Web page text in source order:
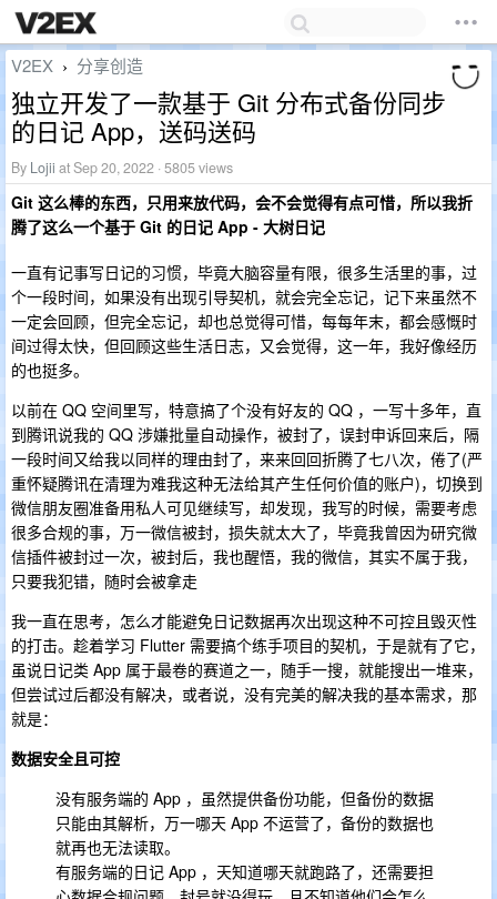
V2EX › 分享创造
独立开发了一款基于 Git 分布式备份同步
的日记 App，送码送码
By Lojii at Sep 20, 2022 · 5805 views
Git 这么棒的东西，只用来放代码，会不会觉得有点可惜，所以我折
腾了这么一个基于 Git 的日记 App - 大树日记
一直有记事写日记的习惯，毕竟大脑容量有限，很多生活里的事，过
个一段时间，如果没有出现引导契机，就会完全忘记，记下来虽然不
一定会回顾，但完全忘记，却也总觉得可惜，每每年末，都会感慨时
间过得太快，但回顾这些生活日志，又会觉得，这一年，我好像经历
的也挺多。
以前在 QQ 空间里写，特意搞了个没有好友的 QQ ，一写十多年，直
到腾讯说我的 QQ 涉嫌批量自动操作，被封了，误封申诉回来后，隔
一段时间又给我以同样的理由封了，来来回回折腾了七八次，倦了(严
重怀疑腾讯在清理为难我这种无法给其产生任何价值的账户)，切换到
微信朋友圈准备用私人可见继续写，却发现，我写的时候，需要考虑
很多合规的事，万一微信被封，损失就太大了，毕竟我曾因为研究微
信插件被封过一次，被封后，我也醒悟，我的微信，其实不属于我，
只要我犯错，随时会被拿走
我一直在思考，怎么才能避免日记数据再次出现这种不可控且毁灭性
的打击。趁着学习 Flutter 需要搞个练手项目的契机，于是就有了它，
虽说日记类 App 属于最卷的赛道之一，随手一搜，就能搜出一堆来，
但尝试过后都没有解决，或者说，没有完美的解决我的基本需求，那
就是：
数据安全且可控
没有服务端的 App ，虽然提供备份功能，但备份的数据
只能由其解析，万一哪天 App 不运营了，备份的数据也
就再也无法读取。
有服务端的日记 App ，天知道哪天就跑路了，还需要担